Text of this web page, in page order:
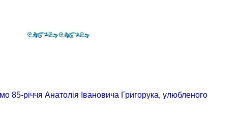
85-річчя Анатолія Івановича Григорука, улюбленого